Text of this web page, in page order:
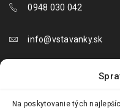
Na poskytovanie tých
0948 030 042
info@vstavanky.sk